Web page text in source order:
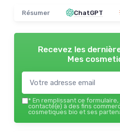
Résumer ChatGPT
Recevez les
Mes
* En remplissant ce formulaire,
contacté(e) à des fins
cosmetiques bio et ses